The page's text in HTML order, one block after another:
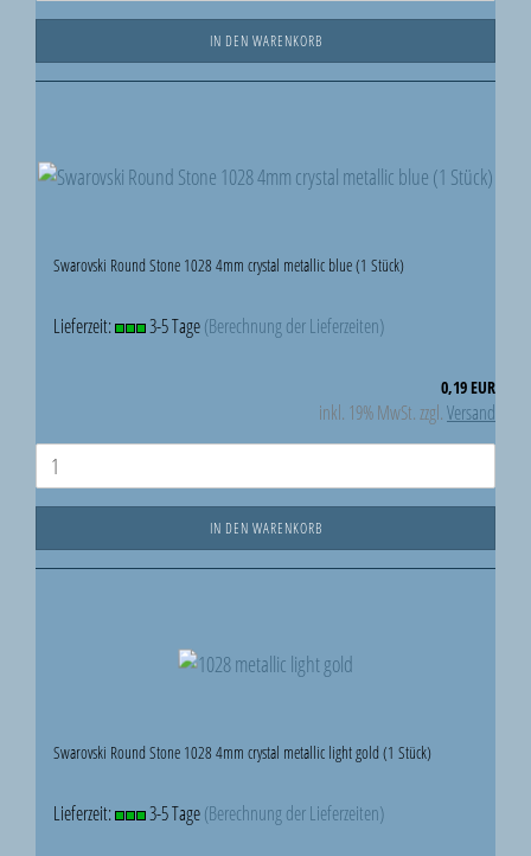
IN DEN WARENKORB
Swarovski Round Stone 1028 4mm crystal metallic blue (1 Stück)
Lieferzeit: 3-5 Tage(Berechnung der Lieferzeiten)
0,19 EUR
inkl. 19% MwSt. zzgl.Versand
IN DEN WARENKORB
Swarovski Round Stone 1028 4mm crystal metallic light gold (1 Stück)
Lieferzeit: 3-5 Tage(Berechnung der Lieferzeiten)